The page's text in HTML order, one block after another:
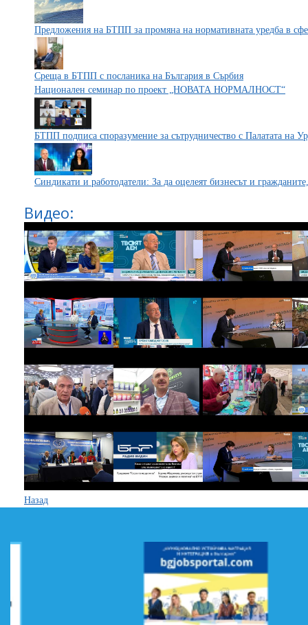
Предложения на БТПП за промяна на нормативната уредба в
Среща в БТПП с посланика на България в Сърбия
Национален семинар по проект „НОВАТА НОРМАЛНОСТ“
БТПП подписа споразумение за сътрудничество с Палатата на
Синдикати и работодатели: За да оцелеят бизнесът и
Видео:
Назад